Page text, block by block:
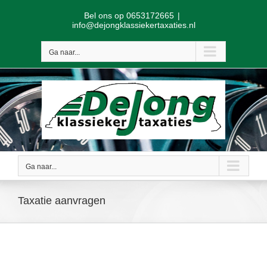
Bel ons op 0653172665 |
info@dejongklassiekertaxaties.nl
Ga naar...
Ga naar...
Taxatie aanvragen